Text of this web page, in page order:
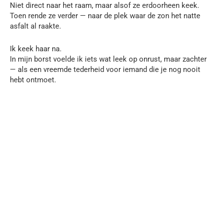
Niet direct naar het raam, maar alsof ze erdoorheen keek.
Toen rende ze verder — naar de plek waar de zon het natte
asfalt al raakte.
Ik keek haar na.
In mijn borst voelde ik iets wat leek op onrust, maar zachter
— als een vreemde tederheid voor iemand die je nog nooit
hebt ontmoet.